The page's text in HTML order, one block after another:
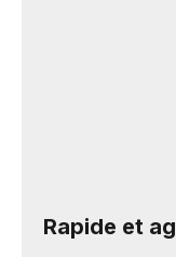
Rapide et